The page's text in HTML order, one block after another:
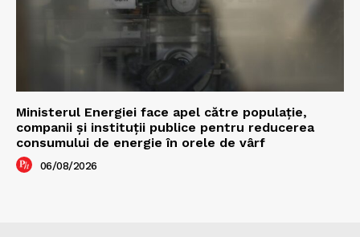
Ministerul Energiei face apel către populație,
companii și instituții publice pentru reducerea
consumului de energie în orele de vârf
06/08/2026